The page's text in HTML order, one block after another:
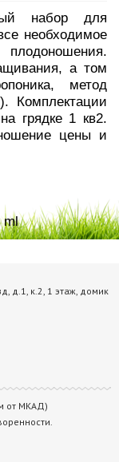
набор для
необходимое
а том
метод
Комплектации
грядке 1 кв2.
цены и
ml
д.1, к.2, 1 этаж, домик
от МКАД)